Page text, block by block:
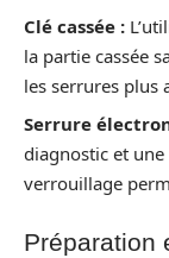
Clé cassée :
la partie cassée
les serrures plus
Serrure
diagnostic et
verrouillage
Préparation